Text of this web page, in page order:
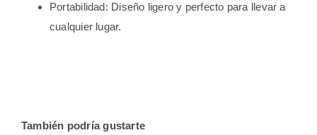
Portabilidad: Diseño ligero y perfecto para llevar a
cualquier lugar.
También podría gustarte